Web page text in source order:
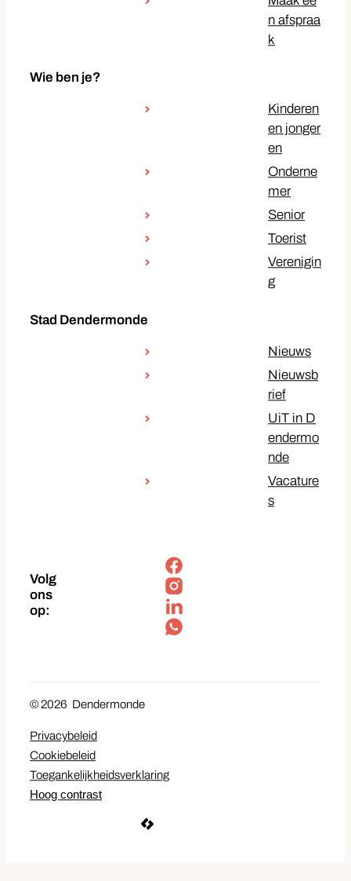
n afspraa
k
Wie ben je?
Kinderen
en jonger
en
Onderne
mer
Senior
Toerist
Verenigin
g
Stad Dendermonde
Nieuws
Nieuwsb
rief
UiT in D
endermo
nde
Vacature
s
Volg
ons
op:
Facebook
© 2026 Dendermonde
Privacybeleid
Cookiebeleid
Toegankelijkheidsverklaring
Hoog contrast